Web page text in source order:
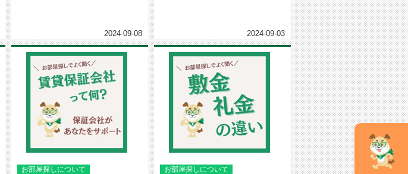
2024-09-08 2024-09-03
お部屋探しについて お部屋探しについて